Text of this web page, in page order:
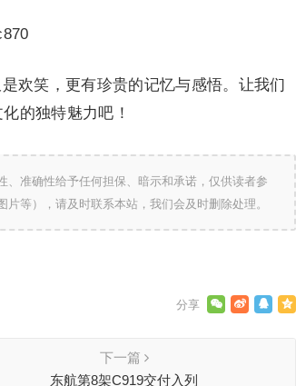
欢笑，更有珍贵的记忆与感悟。让我们
的独特魅力吧！
准确性给予任何担保、暗示和承诺，仅供读者参
等），请及时联系本站，我们会及时删除处理。
下一篇
东航第8架C919交付入列